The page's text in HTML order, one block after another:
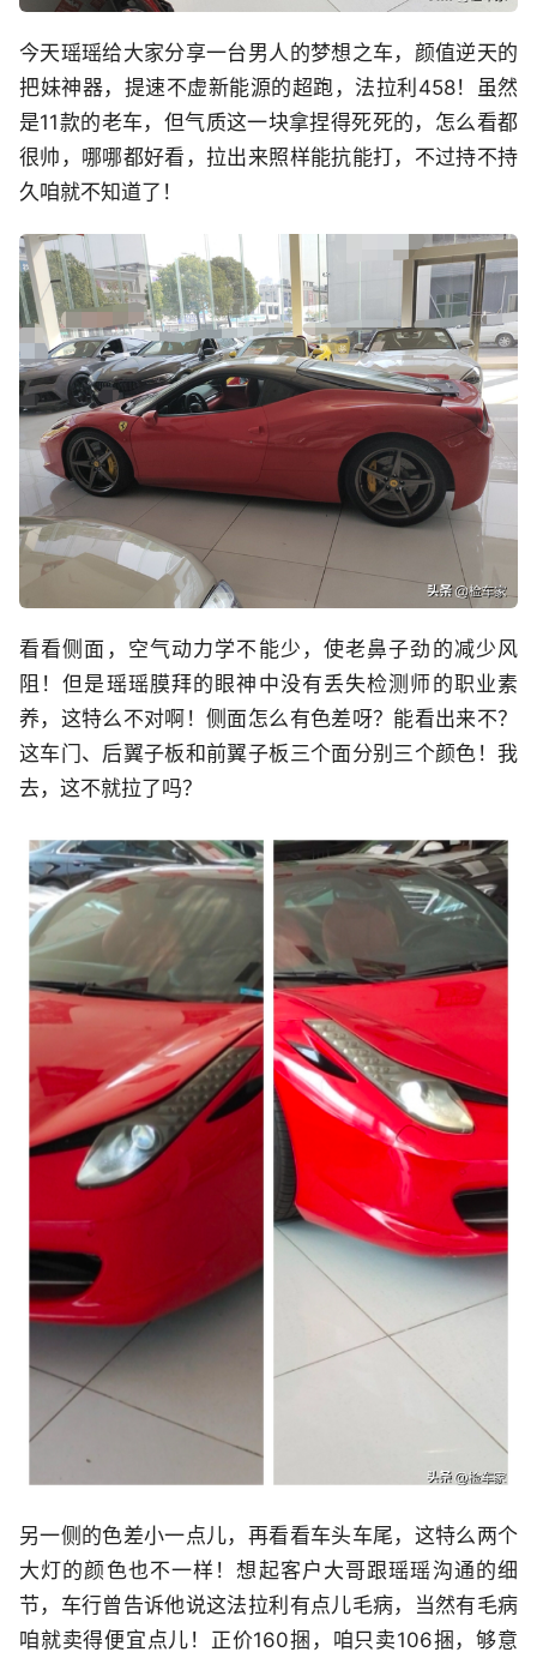
今天瑶瑶给大家分享一台男人的梦想之车，颜值逆天的
把妹神器，提速不虚新能源的超跑，法拉利458！虽然
是11款的老车，但气质这一块拿捏得死死的，怎么看都
很帅，哪哪都好看，拉出来照样能抗能打，不过持不持
久咱就不知道了！
看看侧面，空气动力学不能少，使老鼻子劲的减少风
阻！但是瑶瑶膜拜的眼神中没有丢失检测师的职业素
养，这特么不对啊！侧面怎么有色差呀？能看出来不？
这车门、后翼子板和前翼子板三个面分别三个颜色！我
去，这不就拉了吗？
另一侧的色差小一点儿，再看看车头车尾，这特么两个
大灯的颜色也不一样！想起客户大哥跟瑶瑶沟通的细
节，车行曾告诉他说这法拉利有点儿毛病，当然有毛病
咱就卖得便宜点儿！正价160捆，咱只卖106捆，够意